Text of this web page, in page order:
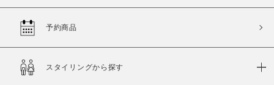
予約商品
スタイリングから探す